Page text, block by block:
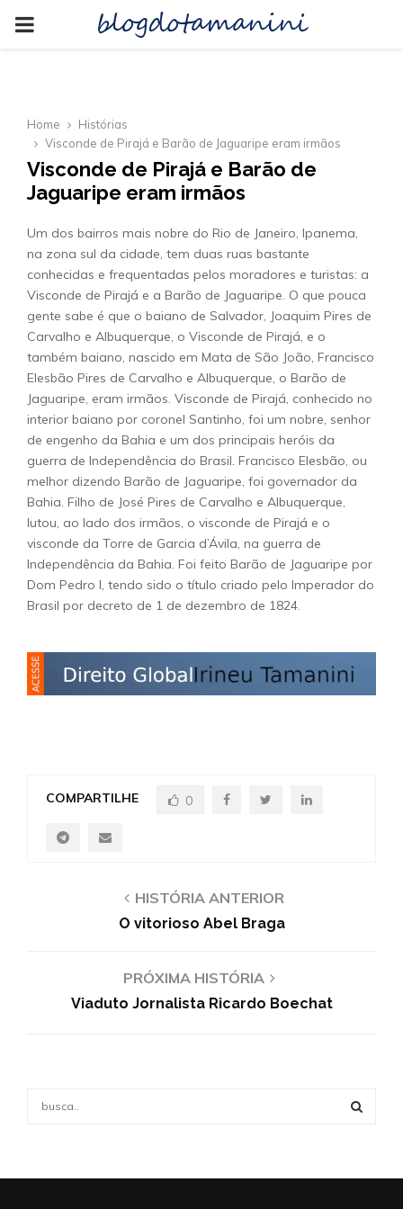
PRIMARYblogdotamanini
Home
Histórias
Visconde de Pirajá e Barão de Jaguaripe eram irmãos
Visconde de Pirajá e Barão de
Jaguaripe eram irmãos
Um dos bairros mais nobre do Rio de Janeiro, Ipanema,
na zona sul da cidade, tem duas ruas bastante
conhecidas e frequentadas pelos moradores e turistas: a
Visconde de Pirajá e a Barão de Jaguaripe. O que pouca
gente sabe é que o baiano de Salvador, Joaquim Pires de
Carvalho e Albuquerque, o Visconde de Pirajá, e o
também baiano, nascido em Mata de São João, Francisco
Elesbão Pires de Carvalho e Albuquerque, o Barão de
Jaguaripe, eram irmãos. Visconde de Pirajá, conhecido no
interior baiano por coronel Santinho, foi um nobre, senhor
de engenho da Bahia e um dos principais heróis da
guerra de Independência do Brasil. Francisco Elesbão, ou
melhor dizendo Barão de Jaguaripe, foi governador da
Bahia. Filho de José Pires de Carvalho e Albuquerque,
lutou, ao lado dos irmãos, o visconde de Pirajá e o
visconde da Torre de Garcia d’Ávila, na guerra de
Independência da Bahia. Foi feito Barão de Jaguaripe por
Dom Pedro I, tendo sido o título criado pelo Imperador do
Brasil por decreto de 1 de dezembro de 1824.
COMPARTILHE 0
HISTÓRIA ANTERIOR
O vitorioso Abel Braga
PRÓXIMA HISTÓRIA
Viaduto Jornalista Ricardo Boechat
E